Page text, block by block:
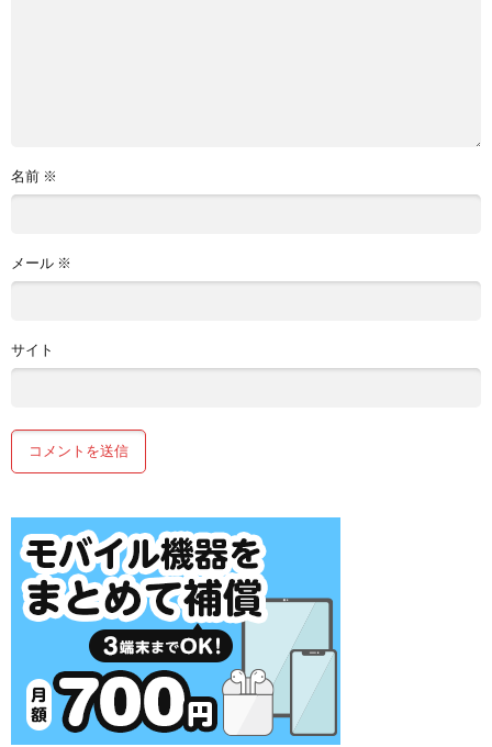
名前 ※
メール ※
サイト